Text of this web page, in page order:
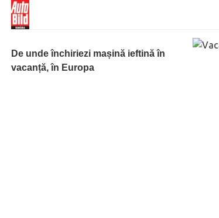
De unde închiriezi mașină ieftină în
vacanță, în Europa